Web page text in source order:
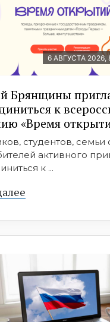
6 АВГУСТА 2026,
Брянщины
к
«Время
студентов, семьи
активного
к ...